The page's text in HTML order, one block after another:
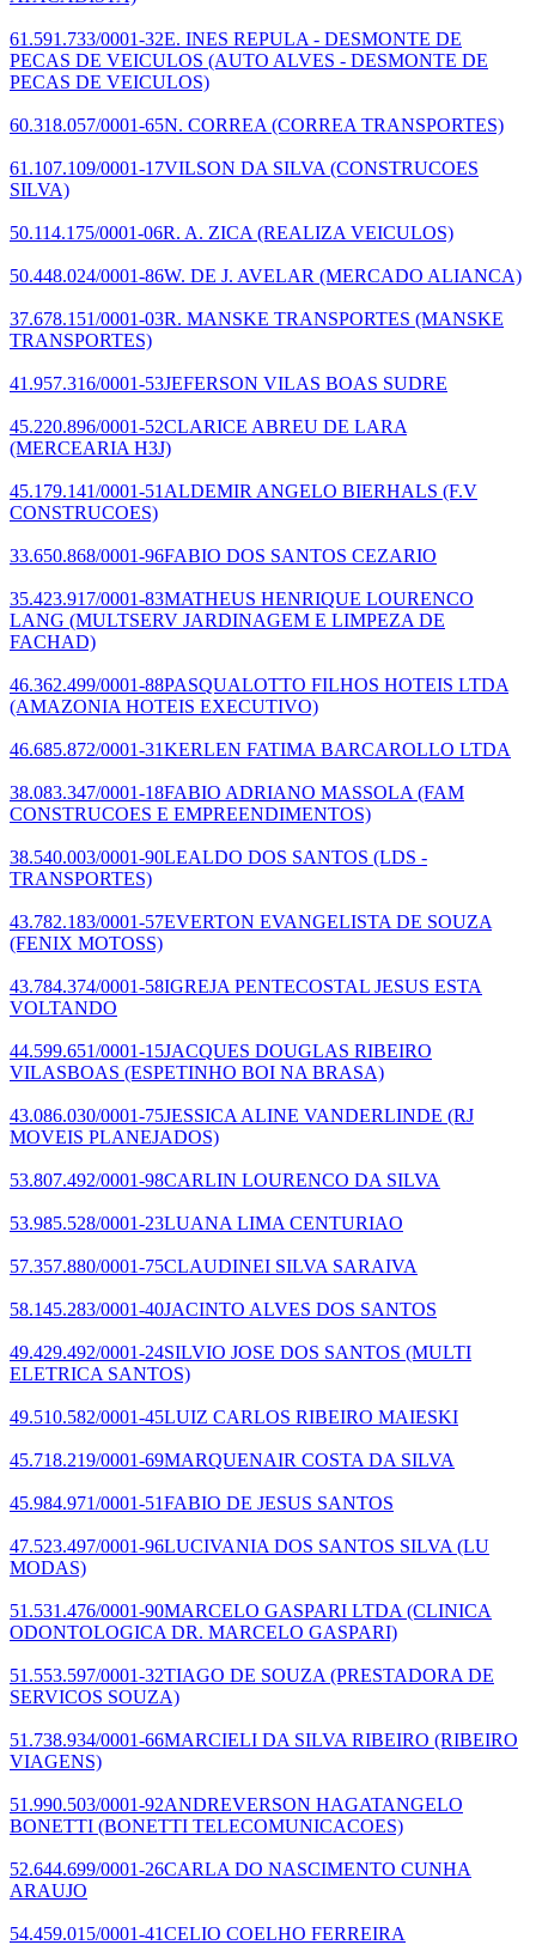
61.591.733/0001-32E. INES REPULA - DESMONTE DE
PECAS DE VEICULOS (AUTO ALVES - DESMONTE DE
PECAS DE VEICULOS)
60.318.057/0001-65N. CORREA (CORREA TRANSPORTES)
61.107.109/0001-17VILSON DA SILVA (CONSTRUCOES
SILVA)
50.114.175/0001-06R. A. ZICA (REALIZA VEICULOS)
50.448.024/0001-86W. DE J. AVELAR (MERCADO ALIANCA)
37.678.151/0001-03R. MANSKE TRANSPORTES (MANSKE
TRANSPORTES)
41.957.316/0001-53JEFERSON VILAS BOAS SUDRE
45.220.896/0001-52CLARICE ABREU DE LARA
(MERCEARIA H3J)
45.179.141/0001-51 ALDEMIR ANGELO BIERHALS (F.V
CONSTRUCOES)
33.650.868/0001-96FABIO DOS SANTOS CEZARIO
35.423.917/0001-83MATHEUS HENRIQUE LOURENCO
LANG (MULTSERV JARDINAGEM E LIMPEZA DE
FACHAD)
46.362.499/0001-88PASQUALOTTO FILHOS HOTEIS LTDA
(AMAZONIA HOTEIS EXECUTIVO)
46.685.872/0001-31KERLEN FATIMA BARCAROLLO LTDA
38.083.347/0001-18FABIO ADRIANO MASSOLA (FAM
CONSTRUCOES E EMPREENDIMENTOS)
38.540.003/0001-90LEALDO DOS SANTOS (LDS -
TRANSPORTES)
43.782.183/0001-57EVERTON EVANGELISTA DE SOUZA
(FENIX MOTOSS)
43.784.374/0001-58IGREJA PENTECOSTAL JESUS ESTA
VOLTANDO
44.599.651/0001-15JACQUES DOUGLAS RIBEIRO
VILASBOAS (ESPETINHO BOI NA BRASA)
43.086.030/0001-75JESSICA ALINE VANDERLINDE (RJ
MOVEIS PLANEJADOS)
53.807.492/0001-98CARLIN LOURENCO DA SILVA
53.985.528/0001-23LUANA LIMA CENTURIAO
57.357.880/0001-75CLAUDINEI SILVA SARAIVA
58.145.283/0001-40JACINTO ALVES DOS SANTOS
49.429.492/0001-24SILVIO JOSE DOS SANTOS (MULTI
ELETRICA SANTOS)
49.510.582/0001-45LUIZ CARLOS RIBEIRO MAIESKI
45.718.219/0001-69MARQUENAIR COSTA DA SILVA
45.984.971/0001-51FABIO DE JESUS SANTOS
47.523.497/0001-96LUCIVANIA DOS SANTOS SILVA (LU
MODAS)
51.531.476/0001-90MARCELO GASPARI LTDA (CLINICA
ODONTOLOGICA DR. MARCELO GASPARI)
51.553.597/0001-32TIAGO DE SOUZA (PRESTADORA DE
SERVICOS SOUZA)
51.738.934/0001-66MARCIELI DA SILVA RIBEIRO (RIBEIRO
VIAGENS)
51.990.503/0001-92ANDREVERSON HAGATANGELO
BONETTI (BONETTI TELECOMUNICACOES)
52.644.699/0001-26CARLA DO NASCIMENTO CUNHA
ARAUJO
54.459.015/0001-41CELIO COELHO FERREIRA